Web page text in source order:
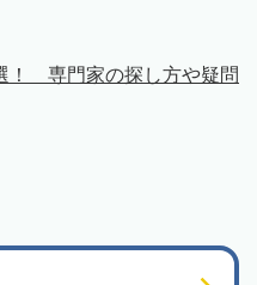
！ 専門家の探し方や疑問